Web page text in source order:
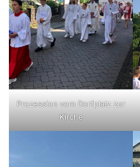
Prozession vom Dorfplatz zur
Kirche